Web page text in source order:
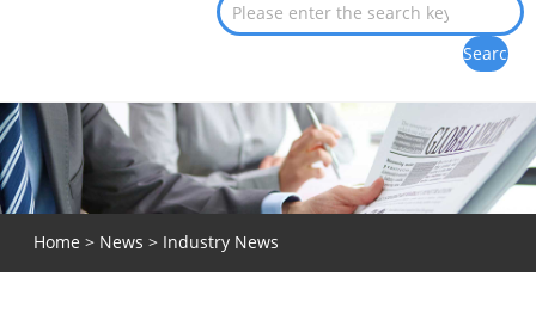
Home > News > Industry News